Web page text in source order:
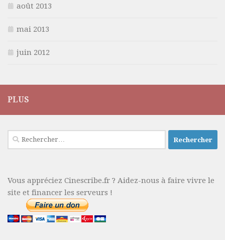
août 2013
mai 2013
juin 2012
PLUS
Rechercher :
Vous appréciez Cinescribe.fr ? Aidez-nous à faire vivre le
site et financer les serveurs !